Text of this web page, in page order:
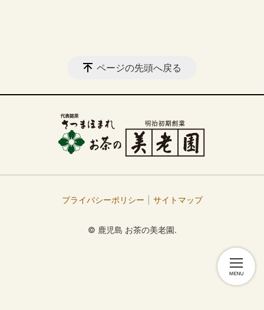
ページの先頭へ戻る
プライバシーポリシー サイトマップ
© 鹿児島 お茶の美老園.